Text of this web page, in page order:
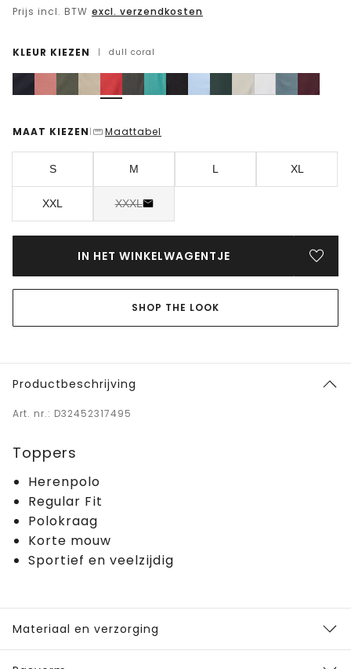
Prijs incl. BTW excl. verzendkosten
KLEUR KIEZEN | dull coral
MAAT KIEZEN | Maattabel
S M L XL
XXL XXXL
IN HET WINKELWAGENTJE
SHOP THE LOOK
Productbeschrijving
Art. nr.: D32452317495
Toppers
Herenpolo
Regular Fit
Polokraag
Korte mouw
Sportief en veelzijdig
Materiaal en verzorging